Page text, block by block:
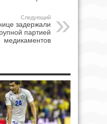
Следующий
задержали
партией
медикаментов